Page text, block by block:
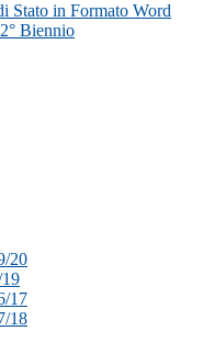
Stato in Formato Word
Biennio
20
17
18